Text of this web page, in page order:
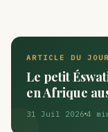
ARTICLE DU JOUR
Le petit
en Afrique
31 Juil 2026 4